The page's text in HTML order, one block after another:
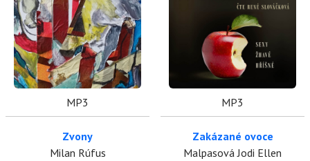
MP3
Zvony
Milan Rúfus
MP3
Zakázané ovoce
Malpasová Jodi Ellen